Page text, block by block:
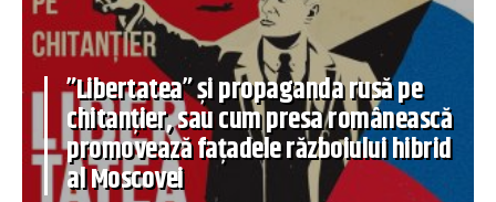
”Libertatea” și propaganda rusă pe
chitanțier, sau cum presa românească
promovează fațadele războiului hibrid
al Moscovei